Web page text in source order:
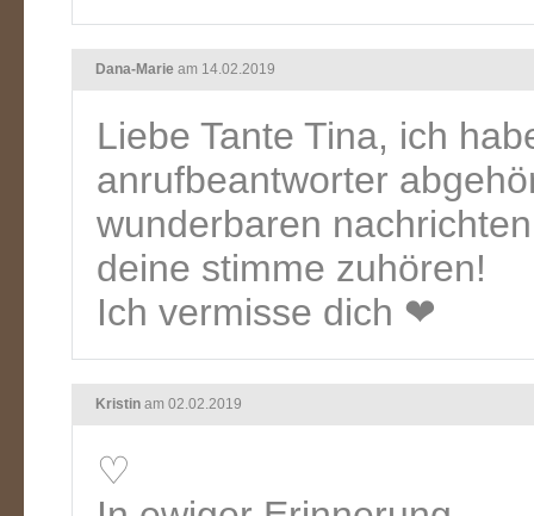
Dana-Marie am 14.02.2019
Liebe Tante Tina, ich
anrufbeantworter
wunderbaren
deine stimme zuhören!
Ich vermisse dich ❤
Kristin am 02.02.2019
♡